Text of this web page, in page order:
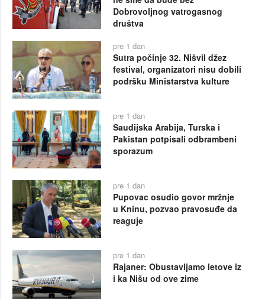
Dobrovoljnog vatrogasnog
društva
pre 1 dan
Sutra počinje 32. Nišvil džez
festival, organizatori nisu dobili
podršku Ministarstva kulture
pre 1 dan
Saudijska Arabija, Turska i
Pakistan potpisali odbrambeni
sporazum
pre 1 dan
Pupovac osudio govor mržnje
u Kninu, pozvao pravosuđe da
reaguje
pre 1 dan
Rajaner: Obustavljamo letove iz
i ka Nišu od ove zime